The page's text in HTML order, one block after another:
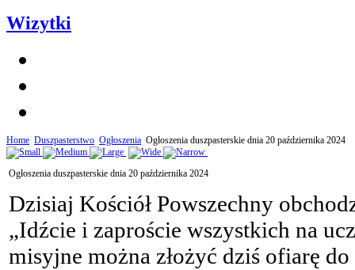
Wizytki
Home Duszpasterstwo Ogłoszenia Ogłoszenia duszpasterskie dnia 20 października 2024
Ogłoszenia duszpasterskie dnia 20 października 2024
Dzisiaj Kościół Powszechny
„Idźcie i zaproście wszystkich na
misyjne można złożyć dziś ofiarę